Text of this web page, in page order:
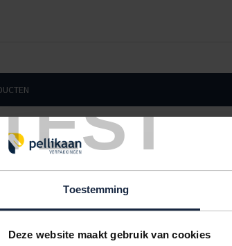
Toestemming
Deze website maakt gebruik van cookies
ART. NR. AFMETINGEN TYPE
9010003 21,5cm / 120 meter
BEPERKT LEVERBAAR IN BESTELLING